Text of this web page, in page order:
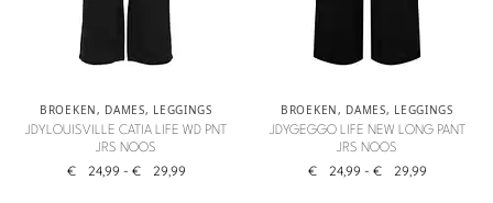
BROEKEN, DAMES, LEGGINGS
JDYLOUISVILLE CATIA LIFE WD PNT
JRS NOOS
€ 24,99 - € 29,99
BROEKEN, DAMES, LEGGINGS
JDYGEGGO LIFE NEW LONG PANT
JRS NOOS
€ 24,99 - € 29,99